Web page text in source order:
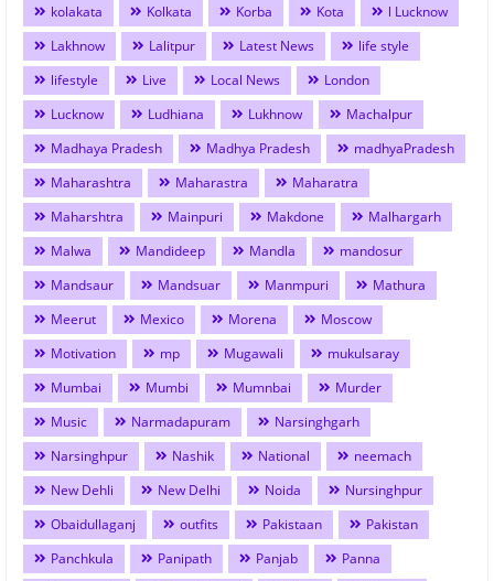
kolakata
Kolkata Korba Kota
l Lucknow
Lakhnow
Lalitpur Latest News
life style
lifestyle
Live Local News
London
Lucknow
Ludhiana Lukhnow
Machalpur
Madhaya Pradesh
Madhya Pradesh
madhyaPradesh
Maharashtra
Maharastra
Maharatra
Maharshtra
Mainpuri Makdone
Malhargarh
Malwa
Mandideep Mandla
mandosur
Mandsaur
Mandsuar Manmpuri
Mathura
Meerut
Mexico Morena
Moscow
Motivation
mp Mugawali
mukulsaray
Mumbai
Mumbi Mumnbai
Murder
Music
Narmadapuram
Narsinghgarh
Narsinghpur
Nashik National
neemach
New Dehli
New Delhi Noida
Nursinghpur
Obaidullaganj
outfits Pakistaan
Pakistan
Panchkula
Panipath Panjab
Panna